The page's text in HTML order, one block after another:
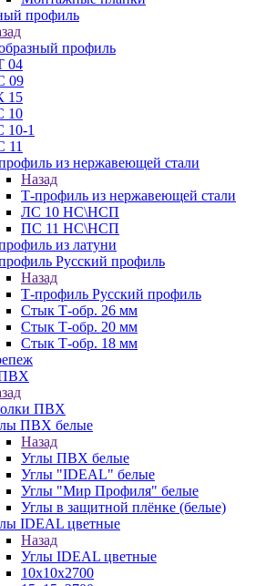
профиль
профиль
04
09
15
10
10-1
11
из нержавеющей стали
Назад
Т-профиль из нержавеющей стали
ЛС 10 НС\НСП
ПС 11 НС\НСП
из латуни
Русский профиль
Назад
Т-профиль Русский профиль
Стык Т-обр. 26 мм
Стык Т-обр. 20 мм
Стык Т-обр. 18 мм
ПВХ
ПВХ
ПВХ белые
Назад
Углы ПВХ белые
Углы "IDEAL" белые
Углы "Мир Профиля" белые
Углы в защитной плёнке (белые)
IDEAL цветные
Назад
Углы IDEAL цветные
10х10х2700